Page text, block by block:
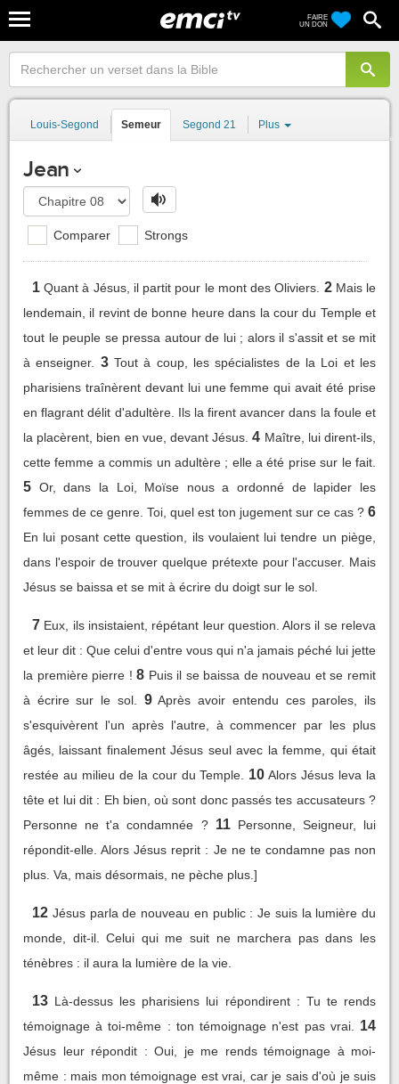
FAIRE
UN DON
Louis-Segond Semeur Segond 21 Plus
Jean
Comparer Strongs
1 Quant à Jésus, il partit pour le mont des Oliviers. 2 Mais le
lendemain, il revint de bonne heure dans la cour du Temple et
tout le peuple se pressa autour de lui ; alors il s'assit et se mit
à enseigner.
3 Tout à coup, les spécialistes de la Loi et les
pharisiens traînèrent devant lui une femme qui avait été prise
en flagrant délit d'adultère. Ils la firent avancer dans la foule et
la placèrent, bien en vue, devant Jésus. 4 Maître, lui dirent-ils,
cette femme a commis un adultère ; elle a été prise sur le fait.
5 Or, dans la Loi, Moïse nous a ordonné de lapider les
femmes de ce genre. Toi, quel est ton jugement sur ce cas ? 6
En lui posant cette question, ils voulaient lui tendre un piège,
dans l'espoir de trouver quelque prétexte pour l'accuser. Mais
Jésus se baissa et se mit à écrire du doigt sur le sol.
7 Eux, ils insistaient, répétant leur question. Alors il se releva
et leur dit : Que celui d'entre vous qui n'a jamais péché lui jette
la première pierre ! 8 Puis il se baissa de nouveau et se remit
à écrire sur le sol.
9 Après avoir entendu ces paroles, ils
s'esquivèrent l'un après l'autre, à commencer par les plus
âgés, laissant finalement Jésus seul avec la femme, qui était
restée au milieu de la cour du Temple.
10 Alors Jésus leva la
tête et lui dit : Eh bien, où sont donc passés tes accusateurs ?
Personne ne t'a condamnée ? 11 Personne, Seigneur, lui
répondit-elle. Alors Jésus reprit : Je ne te condamne pas non
plus. Va, mais désormais, ne pèche plus.]
12 Jésus parla de nouveau en public : Je suis la lumière du
monde, dit-il. Celui qui me suit ne marchera pas dans les
ténèbres : il aura la lumière de la vie.
13 Là-dessus les pharisiens lui répondirent : Tu te rends
témoignage à toi-même : ton témoignage n'est pas vrai.
14
Jésus leur répondit : Oui, je me rends témoignage à moi-
même : mais mon témoignage est vrai, car je sais d'où je suis